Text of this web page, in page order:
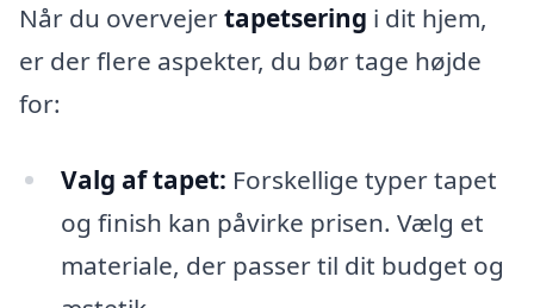
Når du overvejertapetsering i dit hjem,
er der flere aspekter, du bør tage højde
for:
Valg af tapet: Forskellige typer tapet
og finish kan påvirke prisen. Vælg et
materiale, der passer til dit budget og